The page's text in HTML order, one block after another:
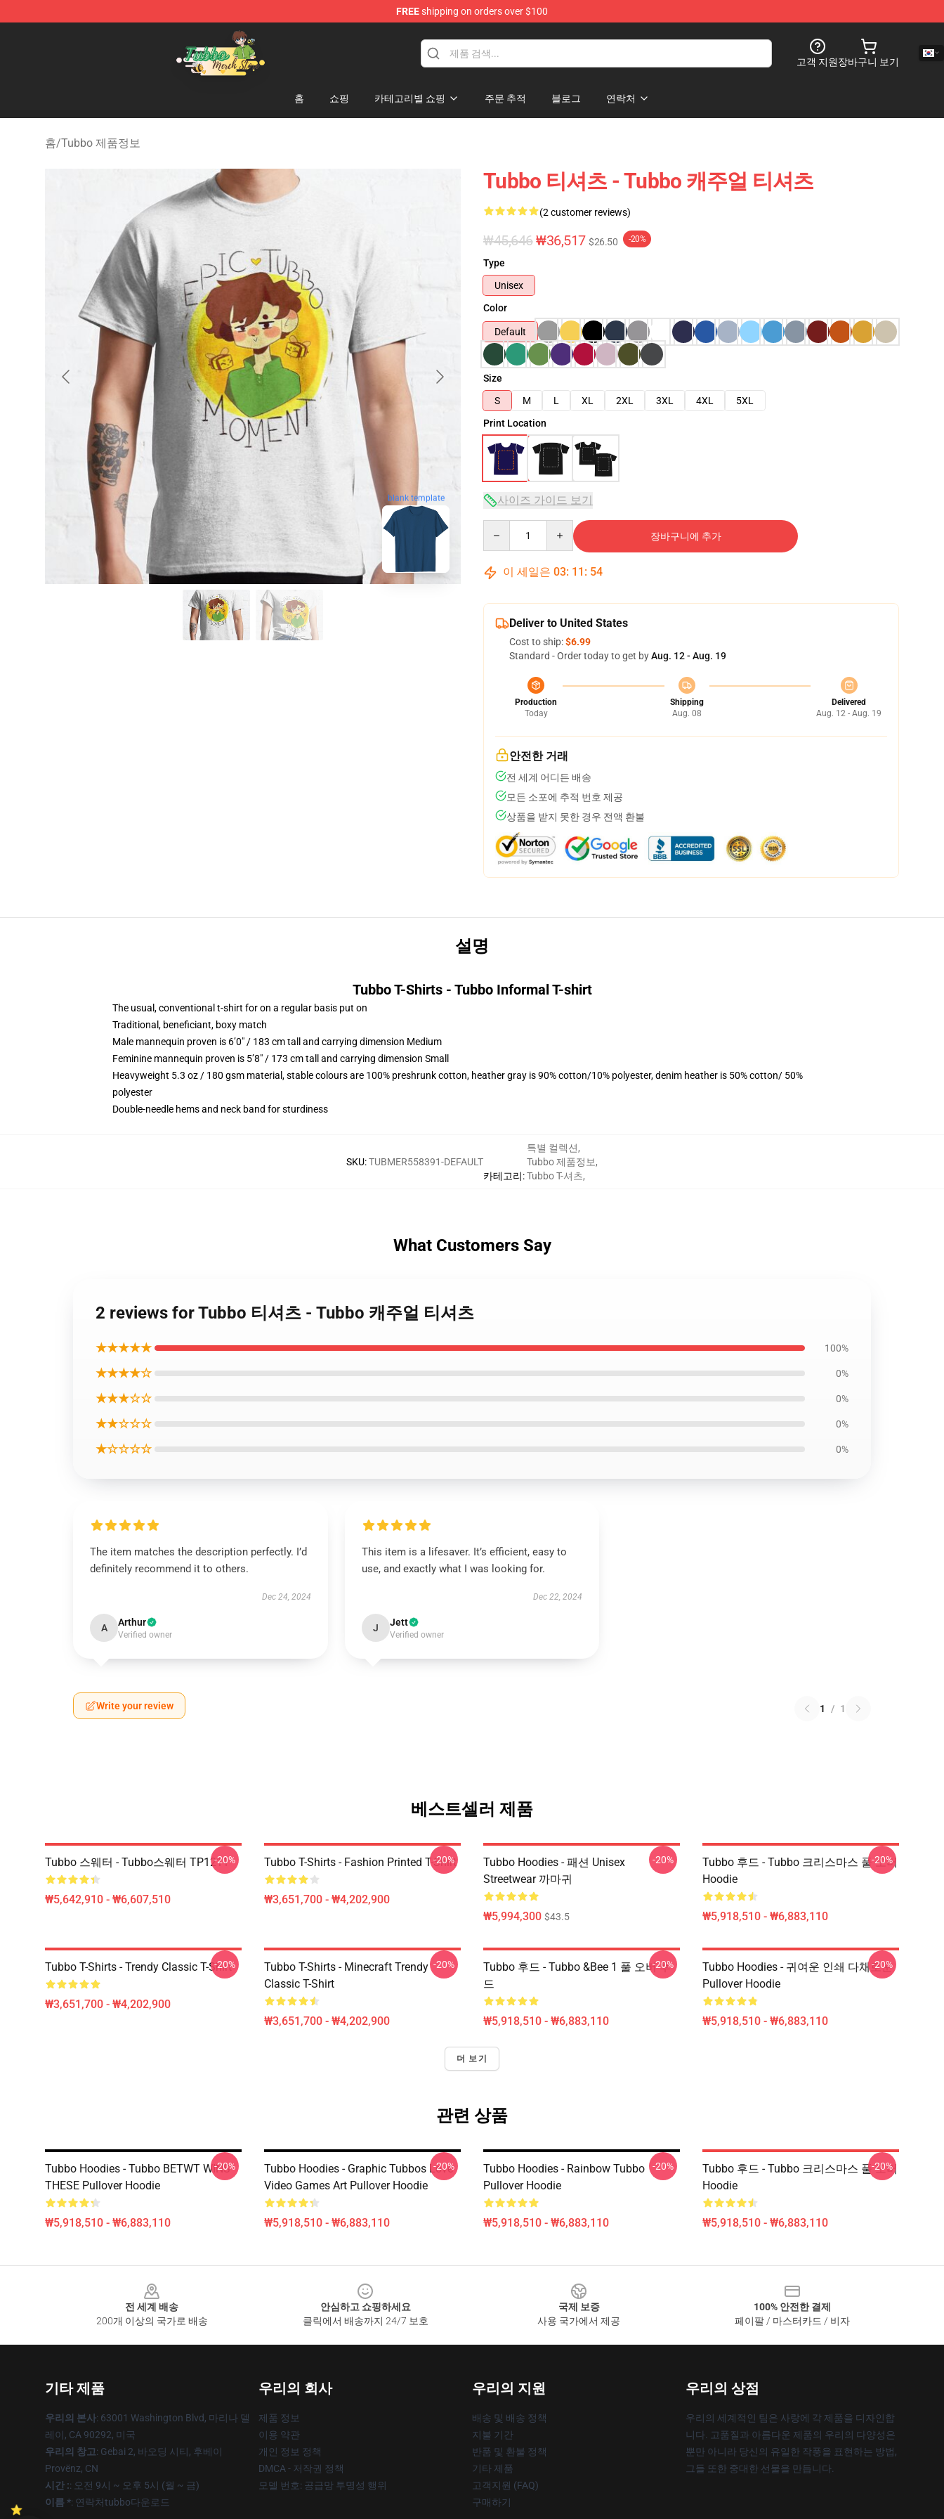
FREEshipping on orders over $100
Tubbo Store - Official Tubbo Merchandise Shop
고객 지원장바구니 보기
홈 쇼핑 카테고리별 쇼핑 주문 추적 블로그 연락처
홈/Tubbo 제품정보
blank template
Tubbo 티셔츠 - Tubbo 캐주얼 티셔츠
(2 customer reviews)
₩45,646₩36,517 $26.50 -20%
Type
Unisex
Color
Default
Size
S
M L XL 2XL 3XL 4XL
5XL
Print Location
사이즈 가이드 보기
장바구니에 추가
이 세일은 03: 11 : 53
Deliver to United States
Cost to ship:$6.99
Standard - Order today to get byAug. 12 - Aug. 19
Production
Today
Shipping
Aug. 08
Delivered
Aug. 12 - Aug. 19
안전한 거래
전 세계 어디든 배송
모든 소포에 추적 번호 제공
상품을 받지 못한 경우 전액 환불
설명
Tubbo T-Shirts - Tubbo Informal T-shirt
The usual, conventional t-shirt for on a regular basis put on
Traditional, beneficiant, boxy match
Male mannequin proven is 6’0″ / 183 cm tall and carrying dimension Medium
Feminine mannequin proven is 5’8″ / 173 cm tall and carrying dimension Small
Heavyweight 5.3 oz / 180 gsm material, stable colours are 100% preshrunk cotton, heather gray is 90% cotton/10% polyester, denim heather is 50% cotton/ 50%
polyester
Double-needle hems and neck band for sturdiness
SKU:TUBMER558391-DEFAULT
카테고리:
특별 컬렉션,
Tubbo 제품정보,
Tubbo T-셔츠,
What Customers Say
2 reviews for Tubbo 티셔츠 - Tubbo 캐주얼 티셔츠
★★★★★ 100%
★★★★☆ 0%
★★★☆☆ 0%
★★☆☆☆ 0%
★☆☆☆☆ 0%
The item matches the description perfectly. I’d
definitely recommend it to others.
Dec 24, 2024
A Arthur
Verified owner
This item is a lifesaver. It’s efficient, easy to
use, and exactly what I was looking for.
Dec 22, 2024
J Jett
Verified owner
Write your review 1 / 1
베스트셀러 제품
Tubbo 스웨터 - Tubbo스웨터 TP1211
₩5,642,910 - ₩6,607,510
-20% Tubbo T-Shirts - Fashion Printed T-Shirt
₩3,651,700 - ₩4,202,900
-20%
Tubbo Hoodies - 패션 Unisex
Streetwear 까마귀
₩5,994,300 $43.5
-20%
Tubbo 후드 - Tubbo 크리스마스 풀 오버
Hoodie
₩5,918,510 - ₩6,883,110
-20%
Tubbo T-Shirts - Trendy Classic T-Shirt
₩3,651,700 - ₩4,202,900
-20%
Tubbo T-Shirts - Minecraft Trendy
Classic T-Shirt
₩3,651,700 - ₩4,202,900
-20%
Tubbo 후드 - Tubbo &Bee 1 풀 오버 후
드
₩5,918,510 - ₩6,883,110
-20%
Tubbo Hoodies - 귀여운 인쇄 다채로운
Pullover Hoodie
₩5,918,510 - ₩6,883,110
-20%
더 보기
관련 상품
Tubbo Hoodies - Tubbo BETWT WINS
THESE Pullover Hoodie
₩5,918,510 - ₩6,883,110
-20%
Tubbo Hoodies - Graphic Tubbos Love
Video Games Art Pullover Hoodie
₩5,918,510 - ₩6,883,110
-20%
Tubbo Hoodies - Rainbow Tubbo
Pullover Hoodie
₩5,918,510 - ₩6,883,110
-20%
Tubbo 후드 - Tubbo 크리스마스 풀 오버
Hoodie
₩5,918,510 - ₩6,883,110
-20%
전 세계 배송
200개 이상의 국가로 배송
안심하고 쇼핑하세요
클릭에서 배송까지 24/7 보호
국제 보증
사용 국가에서 제공
100% 안전한 결제
페이팔 / 마스터카드 / 비자
기타 제품
우리의 본사: 63001 Washington Blvd, 마리나 델
레이, CA 90292, 미국
우리의 창고: Gebai 2, 바오딩 시티, 후베이
Provënz, CN
시간 :: 오전 9시 ~ 오후 5시 (월 ~ 금)
이름 *: 연락처tubbo다운로드
우리의 회사
제품 정보
이용 약관
개인 정보 정책
DMCA - 저작권 정책
모델 번호: 공급망 투명성 행위
우리의 지원
배송 및 배송 정책
지불 기간
반품 및 환불 정책
기타 제품
고객지원 (FAQ)
구매하기
우리의 상점
우리의 세계적인 팀은 사랑에 각 제품을 디자인합
니다. 고품질과 아름다운 제품의 우리의 다양성은
뿐만 아니라 당신의 유일한 작풍을 표현하는 방법,
그들 또한 중대한 선물을 만듭니다.